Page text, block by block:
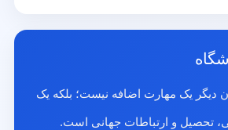
دیگر یک مهارت اضافه نیست؛ بلکه یک
تحصیل و ارتباطات جهانی است.